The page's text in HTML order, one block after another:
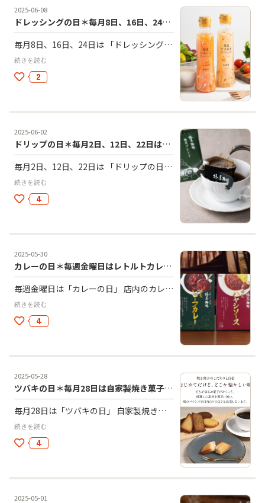
オフィス
2025-06-08
ドレッシングの日＊毎月8日、16日、24日はドレッシング10%OFF
毎月8日、16日、24日は 「ドレッシングの日」 店内で使っているドレッシングを 長期保存可能にしました♪ たまねぎドレッシング、にんじんドレッシング 10%OFF！！
続きを読む
2
2025-06-02
ドリップの日＊毎月2日、12日、22日は、ドリップ&ティーパック
毎月2日、12日、22日は 「ドリップの日」 ドリップコーヒー＊7種類 & ブレンドティーティーパック が20%OFF！！
続きを読む
4
2025-05-30
カレーの日＊毎週金曜日はレトルトカレー、レトルトハヤシライス10％OFF
毎週金曜日は「カレーの日」 店内のカレーライス、ハヤシライスのお味そのまま閉じ込めました！ご自宅で楽しめます！ レトルトカレー、レトルトハヤシライス 10%OFF！！
続きを読む
4
2025-05-28
ツバキの日＊毎月28日は自家製焼き菓子20％OFF
毎月28日は「ツバキの日」 自家製焼き菓子が20%OFF！！ しっとりとした生地にバターの香ばしい風味 がとても美味しい 月に一度のお得な価格です！
続きを読む
4
2025-05-01